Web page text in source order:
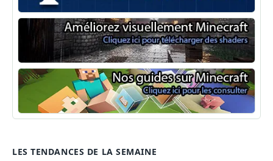
Minecraft Forge
Shaders Minecraft
Guide Minecraft
LES TENDANCES DE LA SEMAINE